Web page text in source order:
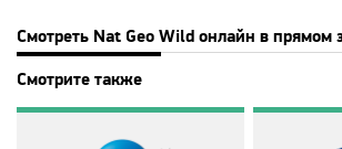
Galaxy TV
Смотреть Nat Geo Wild онлайн в прямом
Смотрите также